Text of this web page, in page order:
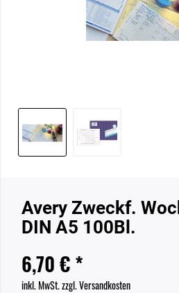
Avery Zweckf.
DIN A5 100Bl.
6,70 € *
inkl. MwSt.zzgl. Versandkosten